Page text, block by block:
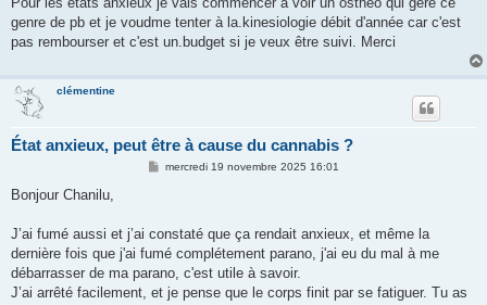
genre de pb et je voudme tenter à la.kinesiologie débit d'année car c'est
pas rembourser et c'est un.budget si je veux être suivi. Merci
clémentine
État anxieux, peut être à cause du cannabis ?
M
g
mercredi 19 novembre 2025 16:01
Bonjour Chanilu,
J’ai fumé aussi et j’ai constaté que ça rendait anxieux, et même la
dernière fois que j'ai fumé complétement parano, j'ai eu du mal à me
débarrasser de ma parano, c'est utile à savoir.
J’ai arrêté facilement, et je pense que le corps finit par se fatiguer. Tu as